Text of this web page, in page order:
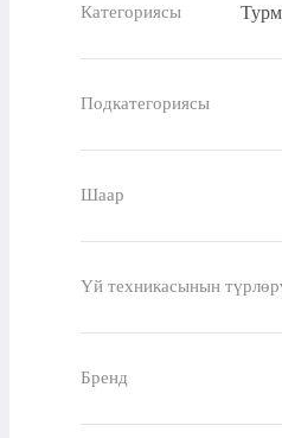
Категориясы
Подкатегориясы
Шаар
Үй техникасынын
Бренд